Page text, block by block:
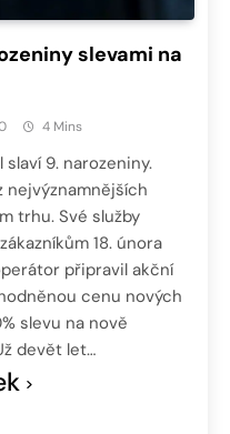
slevami na
4 Mins
9. narozeniny.
nejvýznamnějších
trhu. Své služby
18. února
připravil akční
cenu nových
slevu na nově
devět let…